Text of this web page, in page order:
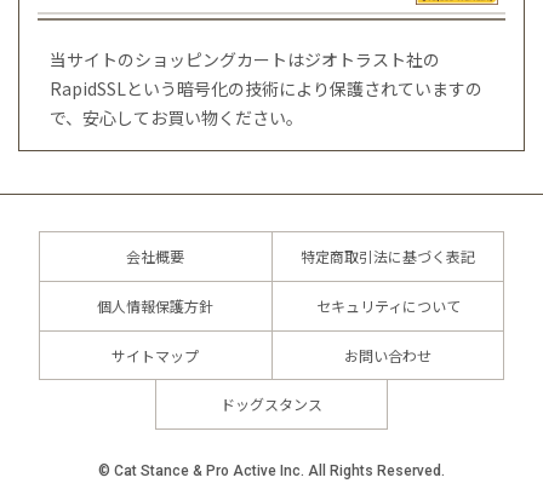
当サイトのショッピングカートはジオトラスト社の
RapidSSLという暗号化の技術により保護されていますの
で、安心してお買い物ください。
会社概要 特定商取引法に基づく表記
個人情報保護方針 セキュリティについて
サイトマップ お問い合わせ
ドッグスタンス
© Cat Stance & Pro Active Inc. All Rights Reserved.